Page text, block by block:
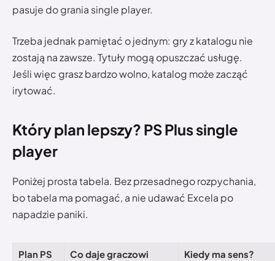
pasuje do grania single player.
Trzeba jednak pamiętać o jednym: gry z katalogu nie
zostają na zawsze. Tytuły mogą opuszczać usługę.
Jeśli więc grasz bardzo wolno, katalog może zacząć
irytować.
Który plan lepszy? PS Plus single
player
Poniżej prosta tabela. Bez przesadnego rozpychania,
bo tabela ma pomagać, a nie udawać Excela po
napadzie paniki.
Plan PS Co daje graczowi Kiedy ma sens?